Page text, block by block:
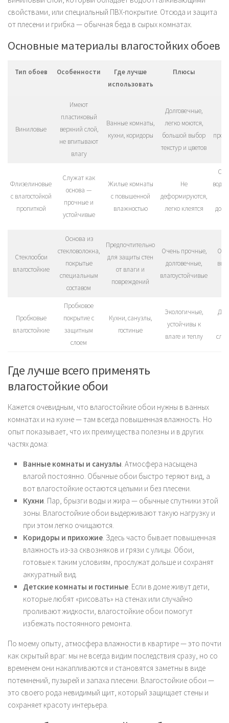
свойствами, или специальный ПВХ-покрытие. Отсюда и защита
от плесени и грибка — обычная беда в сырых комнатах.
Основные материалы влагостойких обоев
Тип обоев Особенности
Где лучше
использовать
Плюсы
Виниловые
Имеют
пластиковый
верхний слой,
не впитывают
влагу
Ванные комнаты,
кухни, коридоры
Долговечные,
легко моются,
большой выбор
текстур и цветов
Флизелиновые
с влагостойкой
пропиткой
Служат как
основа —
прочные и
устойчивые
Жилые комнаты
с повышенной
влажностью
Не
деформируются,
легко клеятся
Стеклообои
влагостойкие
Основа из
стекловолокна,
покрытые
специальным
составом
Предпочтительно
для защиты стен
от влаги и
повреждений
Очень прочные,
долговечные,
влагоустойчивые
Пробковые
влагостойкие
Пробковое
покрытие с
защитным
слоем
Кухни, санузлы,
гостиные
Экологичные,
устойчивы к
влаге и теплу
Где лучше всего применять
влагостойкие обои
Кажется очевидным, что влагостойкие обои нужны в ванных
комнатах и на кухне — там всегда повышенная влажность. Но
опыт показывает, что их преимущества полезны и в других
частях дома:
Ванные комнаты и санузлы . Атмосфера насыщена
влагой постоянно. Обычные обои быстро теряют вид, а
вот влагостойкие остаются целыми и без плесени.
Кухни . Пар, брызги воды и жира — обычные спутники этой
зоны. Влагостойкие обои выдерживают такую нагрузку и
при этом легко очищаются.
Коридоры и прихожие . Здесь часто бывает повышенная
влажность из-за сквозняков и грязи с улицы. Обои,
готовые к таким условиям, прослужат дольше и сохранят
аккуратный вид.
Детские комнаты и гостиные . Если в доме живут дети,
которые любят «рисовать» на стенах или случайно
проливают жидкости, влагостойкие обои помогут
избежать постоянного ремонта.
По моему опыту, атмосфера влажности в квартире — это почти
как скрытый враг: мы не всегда видим последствия сразу, но со
временем они накапливаются и становятся заметны в виде
потемнений, пузырей и запаха плесени. Влагостойкие обои —
это своего рода невидимый щит, который защищает стены и
сохраняет красоту интерьера.